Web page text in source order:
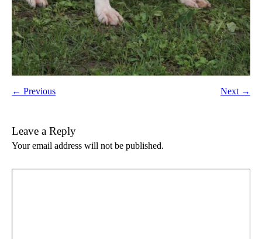
← Previous Next →
Leave a Reply
Your email address will not be published.